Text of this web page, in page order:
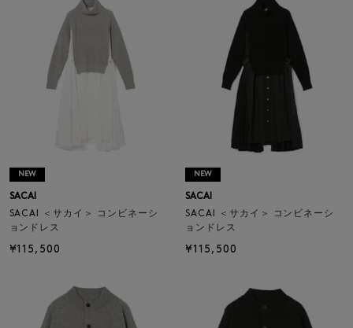
NEW
SACAI
SACAI ＜サカイ＞ コンビネーシ
ョンドレス
¥115,500
NEW
SACAI
SACAI ＜サカイ＞ コンビネーシ
ョンドレス
¥115,500